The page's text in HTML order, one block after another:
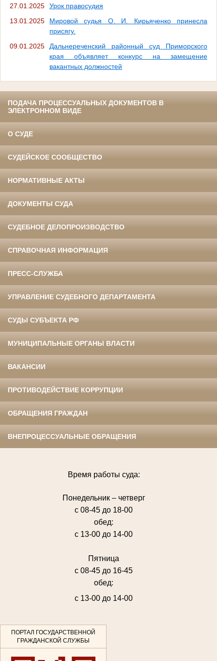
27.01.2025
Урок правосудия
13.01.2025
Мировой судья О. И. Кирьяченко принесла
присягу.
09.01.2025
Дальнереченский районный суд Приморского
края объявляет конкурс на замещение
вакантных должностей
ПОДАЧА ПРОЦЕССУАЛЬНЫХ ДОКУМЕНТОВ В
ЭЛЕКТРОННОМ ВИДЕ
О СУДЕ
СУДЕЙСКОЕ СООБЩЕСТВО
НОРМАТИВНЫЕ АКТЫ
ДОКУМЕНТЫ СУДА
СУДЕБНОЕ ДЕЛОПРОИЗВОДСТВО
СПРАВОЧНАЯ ИНФОРМАЦИЯ
ПРЕСС-СЛУЖБА
УПРАВЛЕНИЕ СУДЕБНОГО ДЕПАРТАМЕНТА
СУДЫ СУБЪЕКТА РФ
МУНИЦИПАЛЬНЫЕ ОРГАНЫ ВЛАСТИ
ВАКАНСИИ
ПРОТИВОДЕЙСТВИЕ КОРРУПЦИИ
ОБРАЩЕНИЯ ГРАЖДАН
ВНЕПРОЦЕССУАЛЬНЫЕ ОБРАЩЕНИЯ
Время работы суда:
Понедельник – четверг
с 08-45 до 18-00
обед:
с 13-00 до 14-00
Пятница
с 08-45 до 16-45
обед:
с 13-00 до 14-00
ПОРТАЛ ГОСУДАРСТВЕННОЙ
ГРАЖДАНСКОЙ СЛУЖБЫ